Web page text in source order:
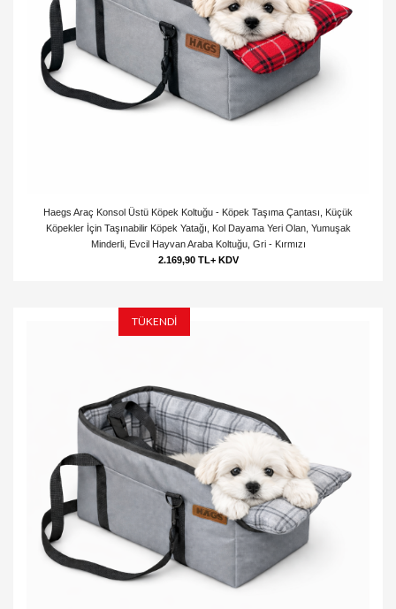
Haegs Araç Konsol Üstü Köpek Koltuğu - Köpek Taşıma Çantası, Küçük
Köpekler İçin Taşınabilir Köpek Yatağı, Kol Dayama Yeri Olan, Yumuşak
Minderli, Evcil Hayvan Araba Koltuğu, Gri - Kırmızı
2.169,90 TL+ KDV
TÜKENDİ